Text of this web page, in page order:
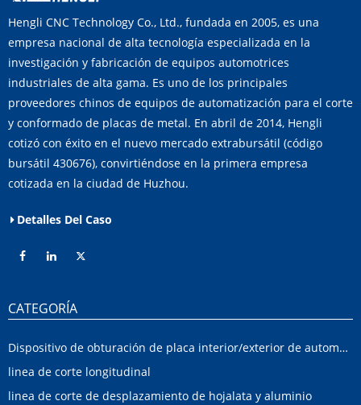
Hengli CNC Technology Co., Ltd., fundada en 2005, es una
empresa nacional de alta tecnología especializada en la
investigación y fabricación de equipos automotrices
industriales de alta gama. Es uno de los principales
proveedores chinos de equipos de automatización para el corte
y conformado de placas de metal. En abril de 2014, Hengli
cotizó con éxito en el nuevo mercado extrabursátil (código
bursátil 430676), convirtiéndose en la primera empresa
cotizada en la ciudad de Huzhou.
Detalles Del Caso
CATEGORÍA
Dispositivo de obturación de placa interior/exterior de automóvil
linea de corte longitudinal
linea de corte de desplazamiento de hojalata y aluminio